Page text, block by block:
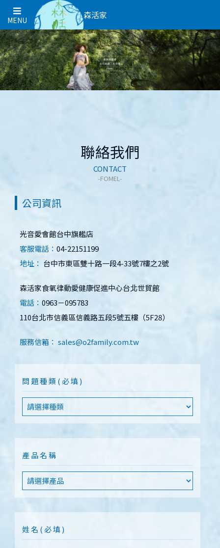
MENU 森活家
聯絡我們
CONTACT
公司資訊
光音愛會館台中旗艦店
客服電話： 04-22151199
地址： 台中市東區雙十路一段4-33號7樓之2號
森活家食氧律動愛健康促進中心台北世貿館
電話： 0963－095783
110台北市信義區信義路五段5號五樓（5F28）
服務信箱： sales@o2family.com.tw
問題種類(必填)
產品名稱
姓名(必填)